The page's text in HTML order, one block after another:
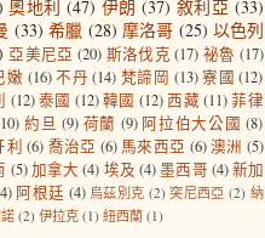
奧地利 (47) 伊朗 (37) 敘利亞 (33)
(33) 希臘 (28) 摩洛哥 (25) 以色列
亞美尼亞 (20) 斯洛伐克 (17) 祕魯 (17)
嫩 (16) 不丹 (14) 梵諦岡 (13) 寮國 (12)
(12)泰國 (12)韓國 (12)西藏 (11) 菲律
約旦 (9) 荷蘭 (9) 阿拉伯大公國 (8)
利 (6) 喬治亞 (6) 馬來西亞 (6)澳洲 (5)
(5) 加拿大 (4) 埃及 (4)墨西哥 (4)新加
阿根廷 (4) 烏茲別克 (2) 突尼西亞 (2) 納
(2) 伊拉克 (1) 紐西蘭 (1)